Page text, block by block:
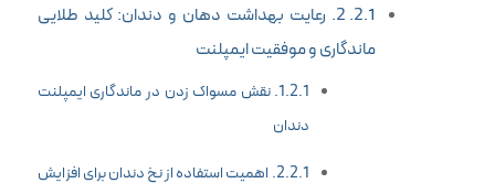
2. رعایت بهداشت دهان و دندان: کلید طلایی
ماندگاری و موفقیت ایمپلنت
نقش مسواک زدن در ماندگاری ایمپلنت
دندان
اهمیت استفاده از نخ دندان برای افزایش